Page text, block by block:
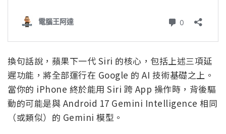
換句話說，蘋果下一代 Siri 的核心，包括上述三項延
遲功能，將全部運行在 Google 的 AI 技術基礎之上。
當你的 iPhone 終於能用 Siri 跨 App 操作時，背後驅
動的可能是與 Android 17 Gemini Intelligence 相同
（或類似）的 Gemini 模型。